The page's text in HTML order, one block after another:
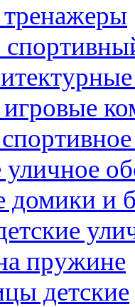
домики и
пружине
детские